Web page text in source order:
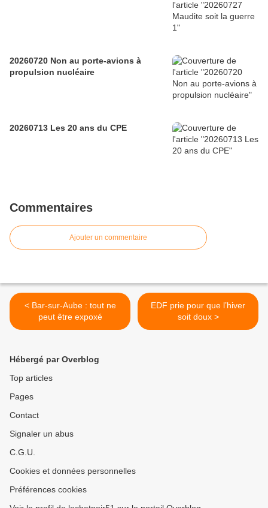
20260720 Non au porte-avions à
propulsion nucléaire
20260713 Les 20 ans du CPE
Commentaires
Ajouter un commentaire
< Bar-sur-Aube : tout ne
peut être expoxé
EDF prie pour que l’hiver
soit doux >
Hébergé par Overblog
Top articles
Pages
Contact
Signaler un abus
C.G.U.
Cookies et données personnelles
Préférences cookies